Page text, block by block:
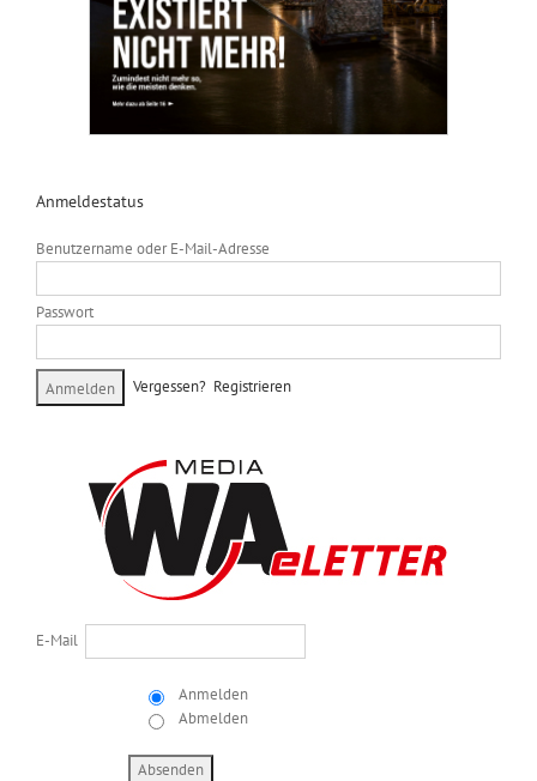
Anmeldestatus
Benutzername oder E-Mail-Adresse
Passwort
Vergessen? Registrieren
E-Mail
Anmelden
Abmelden